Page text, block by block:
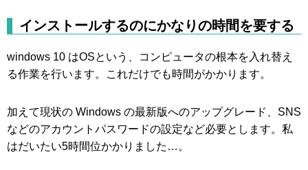
インストールするのにかなりの時間を要する
windows 10 はOSという、コンピュータの根本を入れ替え
る作業を行います。これだけでも時間がかかります。
加えて現状の Windows の最新版へのアップグレード、SNS
などのアカウントパスワードの設定など必要とします。私
はだいたい5時間位かかりました…。